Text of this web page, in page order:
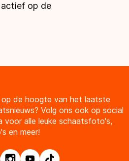
actief op de
de hoogte van het laatste
Volg ons ook op social
voor alle leuke schaatsfoto's,
en meer!